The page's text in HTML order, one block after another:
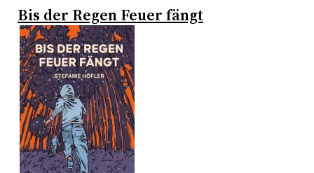
Bis der Regen Feuer fängt